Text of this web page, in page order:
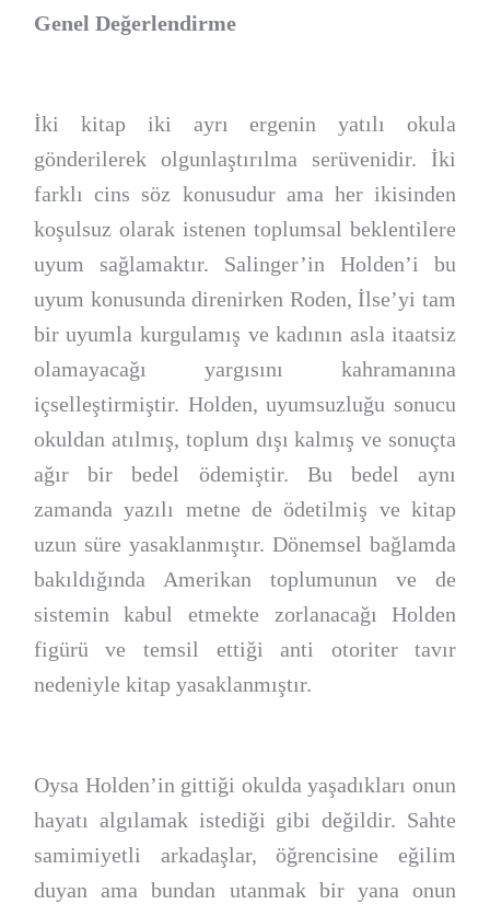
Genel Değerlendirme
İki kitap iki ayrı ergenin yatılı okula
gönderilerek olgunlaştırılma serüvenidir. İki
farklı cins söz konusudur ama her ikisinden
koşulsuz olarak istenen toplumsal beklentilere
uyum sağlamaktır. Salinger’in Holden’i bu
uyum konusunda direnirken Roden, İlse’yi tam
bir uyumla kurgulamış ve kadının asla itaatsiz
olamayacağı yargısını kahramanına
içselleştirmiştir. Holden, uyumsuzluğu sonucu
okuldan atılmış, toplum dışı kalmış ve sonuçta
ağır bir bedel ödemiştir. Bu bedel aynı
zamanda yazılı metne de ödetilmiş ve kitap
uzun süre yasaklanmıştır. Dönemsel bağlamda
bakıldığında Amerikan toplumunun ve de
sistemin kabul etmekte zorlanacağı Holden
figürü ve temsil ettiği anti otoriter tavır
nedeniyle kitap yasaklanmıştır.
Oysa Holden’in gittiği okulda yaşadıkları onun
hayatı algılamak istediği gibi değildir. Sahte
samimiyetli arkadaşlar, öğrencisine eğilim
duyan ama bundan utanmak bir yana onun